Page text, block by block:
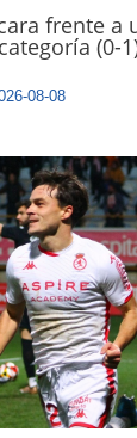
frente a
(0-
08-08